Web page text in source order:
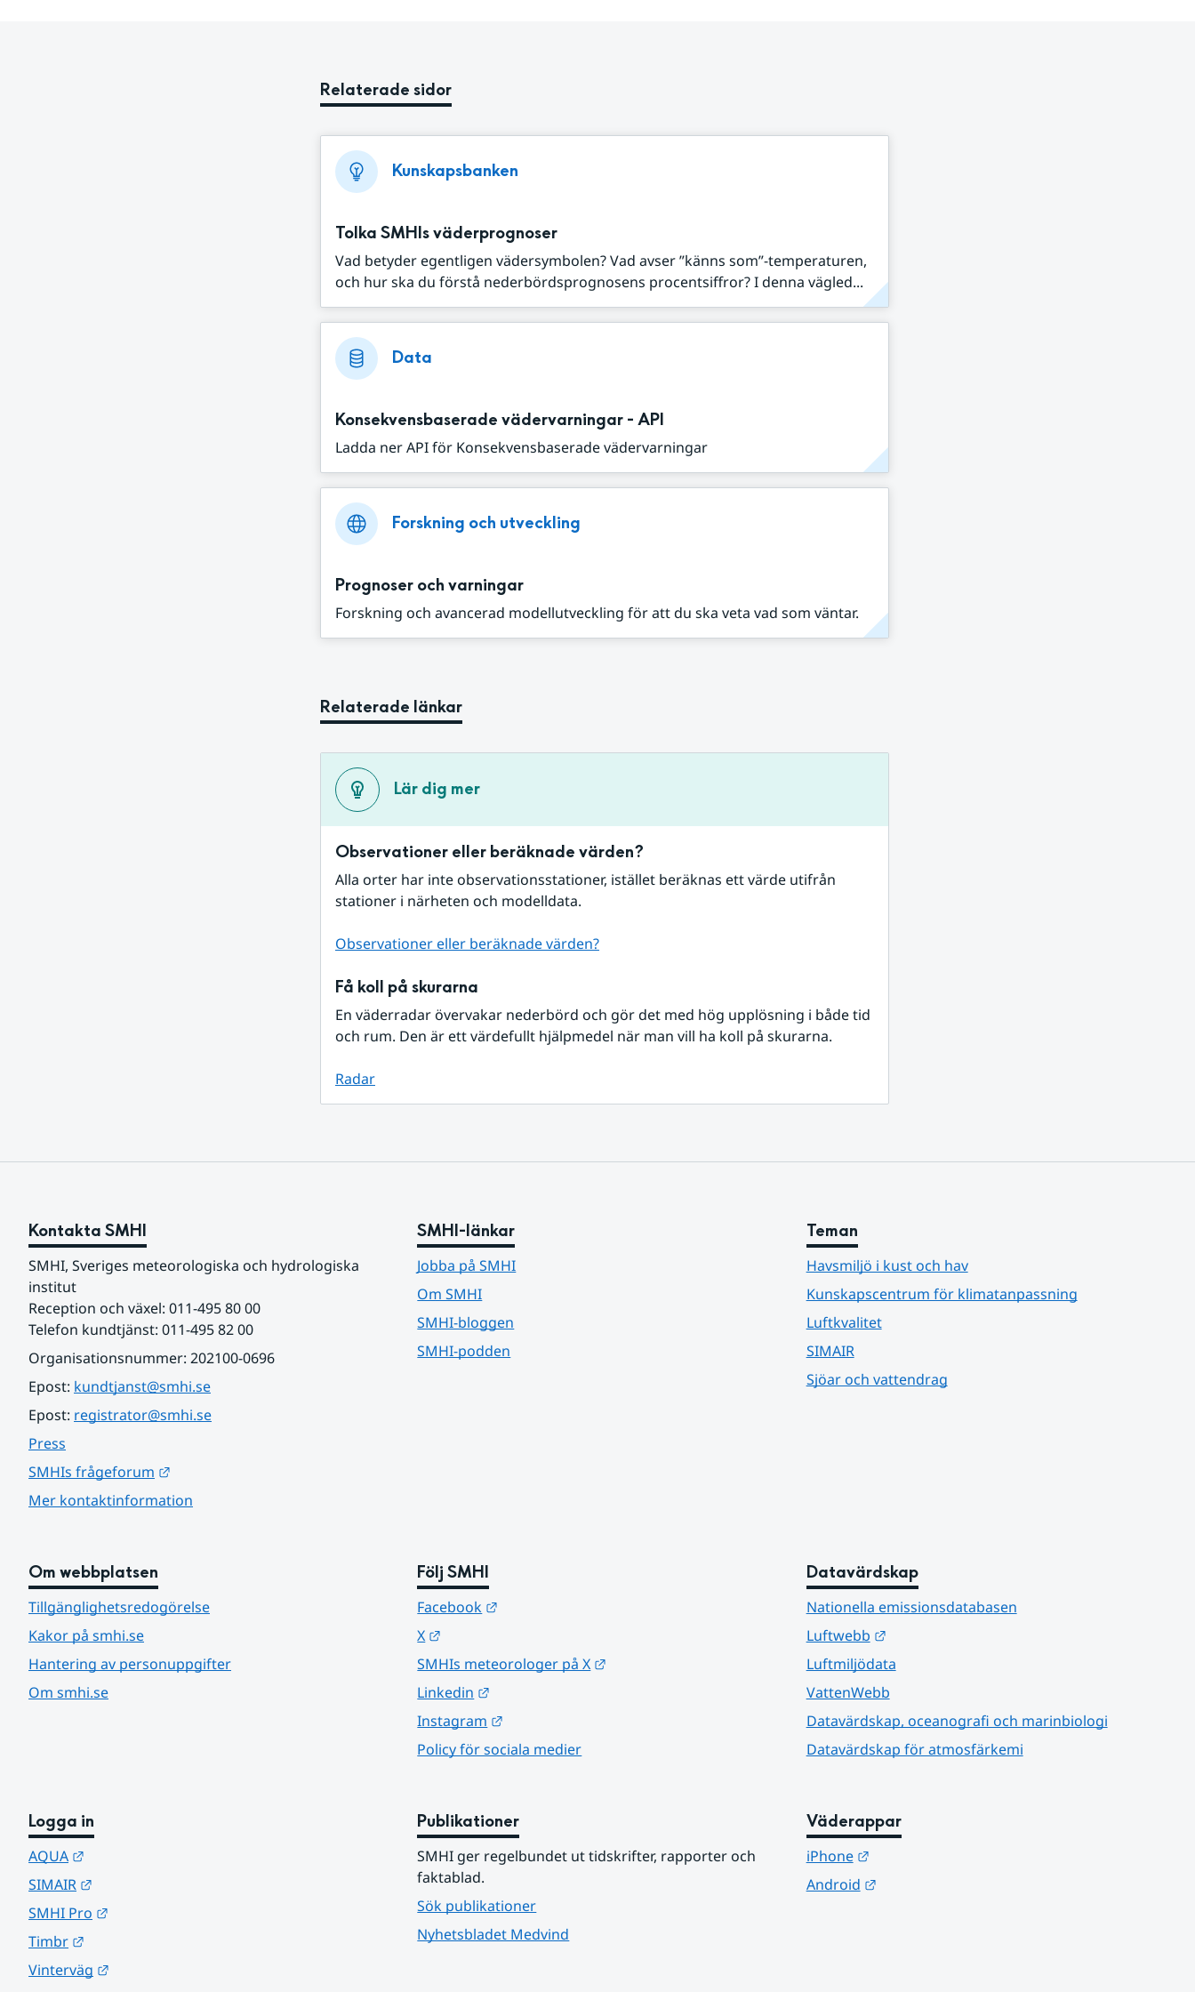
Relaterade sidor
Kunskapsbanken
Tolka SMHIs väderprognoser
Vad betyder egentligen vädersymbolen? Vad avser ”känns som”-temperaturen,
och hur ska du förstå nederbördsprognosens procentsiffror? I denna vägled...
Data
Konsekvensbaserade vädervarningar - API
Ladda ner API för Konsekvensbaserade vädervarningar
Forskning och utveckling
Prognoser och varningar
Forskning och avancerad modellutveckling för att du ska veta vad som väntar.
Relaterade länkar
Lär dig mer
Observationer eller beräknade värden?
Alla orter har inte observationsstationer, istället beräknas ett värde utifrån
stationer i närheten och modelldata.
Observationer eller beräknade värden?
Få koll på skurarna
En väderradar övervakar nederbörd och gör det med hög upplösning i både tid
och rum. Den är ett värdefullt hjälpmedel när man vill ha koll på skurarna.
Radar
Kontakta SMHI
SMHI, Sveriges meteorologiska och hydrologiska
institut
Reception och växel: 011-495 80 00
Telefon kundtjänst: 011-495 82 00
Organisationsnummer: 202100-0696
Epost: kundtjanst@smhi.se
Epost: registrator@smhi.se
Press
SMHIs frågeforum
Mer kontaktinformation
SMHI-länkar
Jobba på SMHI
Om SMHI
SMHI-bloggen
SMHI-podden
Teman
Havsmiljö i kust och hav
Kunskapscentrum för klimatanpassning
Luftkvalitet
SIMAIR
Sjöar och vattendrag
Om webbplatsen
Tillgänglighetsredogörelse
Kakor på smhi.se
Hantering av personuppgifter
Om smhi.se
Följ SMHI
Facebook
X
SMHIs meteorologer på X
Linkedin
Instagram
Policy för sociala medier
Datavärdskap
Nationella emissionsdatabasen
Luftwebb
Länk till annan webbplats.
Luftmiljödata
VattenWebb
Datavärdskap, oceanografi och marinbiologi
Datavärdskap för atmosfärkemi
Logga in
AQUA
SIMAIR
SMHI Pro
Timbr
Vinterväg
Publikationer
SMHI ger regelbundet ut tidskrifter, rapporter och
faktablad.
Sök publikationer
Nyhetsbladet Medvind
Väderappar
iPhone
Länk till annan webbplats.
Android
Länk till annan webbplats.